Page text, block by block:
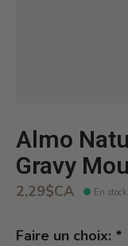
Almo
Gravy
2,29$CA En
Faire un choix: *